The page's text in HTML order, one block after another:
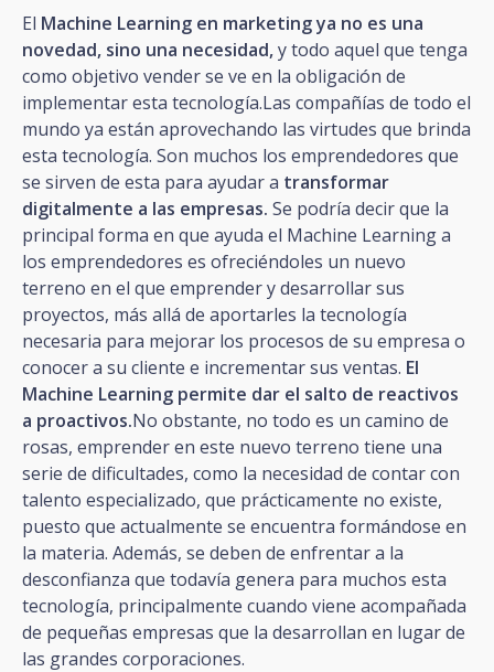
El Machine Learning en marketing ya no es una
novedad, sino una necesidad,y todo aquel que tenga
como objetivo vender se ve en la obligación de
implementar esta tecnología.Las compañías de todo el
mundo ya están aprovechando las virtudes que brinda
esta tecnología. Son muchos los emprendedores que
se sirven de esta para ayudar a transformar
digitalmente a las empresas. Se podría decir que la
principal forma en que ayuda el Machine Learning a
los emprendedores es ofreciéndoles un nuevo
terreno en el que emprender y desarrollar sus
proyectos, más allá de aportarles la tecnología
necesaria para mejorar los procesos de su empresa o
conocer a su cliente e incrementar sus ventas. El
Machine Learning permite dar el salto de reactivos
a proactivos.No obstante, no todo es un camino de
rosas, emprender en este nuevo terreno tiene una
serie de dificultades, como la necesidad de contar con
talento especializado, que prácticamente no existe,
puesto que actualmente se encuentra formándose en
la materia. Además, se deben de enfrentar a la
desconfianza que todavía genera para muchos esta
tecnología, principalmente cuando viene acompañada
de pequeñas empresas que la desarrollan en lugar de
las grandes corporaciones.